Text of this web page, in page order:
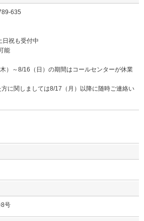
635
祝も受付中
能
）～8/16（日）の期間はコールセンターが休業
に関しましては8/17（月）以降に随時ご連絡い
号